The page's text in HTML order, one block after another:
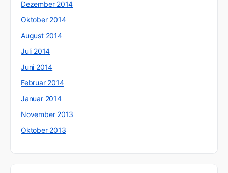
Dezember 2014
Oktober 2014
August 2014
Juli 2014
Juni 2014
Februar 2014
Januar 2014
November 2013
Oktober 2013